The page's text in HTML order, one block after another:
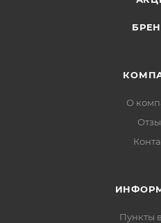
О
Пункты